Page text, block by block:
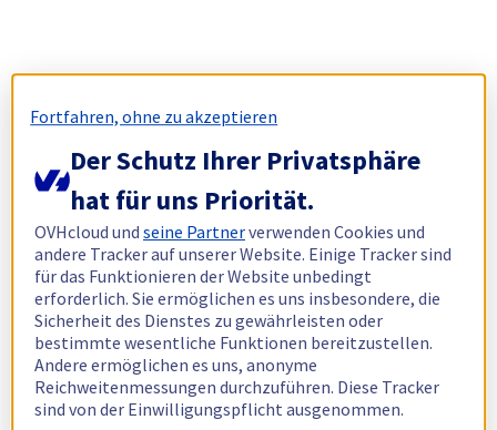
Fortfahren, ohne zu akzeptieren
Der Schutz Ihrer Privatsphäre
hat für uns Priorität.
OVHcloud undseine Partnerverwenden Cookies und
andere Tracker auf unserer Website. Einige Tracker sind
für das Funktionieren der Website unbedingt
erforderlich. Sie ermöglichen es uns insbesondere, die
Sicherheit des Dienstes zu gewährleisten oder
bestimmte wesentliche Funktionen bereitzustellen.
Andere ermöglichen es uns, anonyme
Reichweitenmessungen durchzuführen. Diese Tracker
sind von der Einwilligungspflicht ausgenommen.